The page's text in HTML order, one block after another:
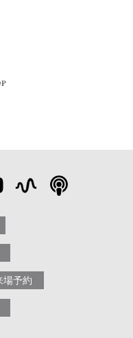
場予約